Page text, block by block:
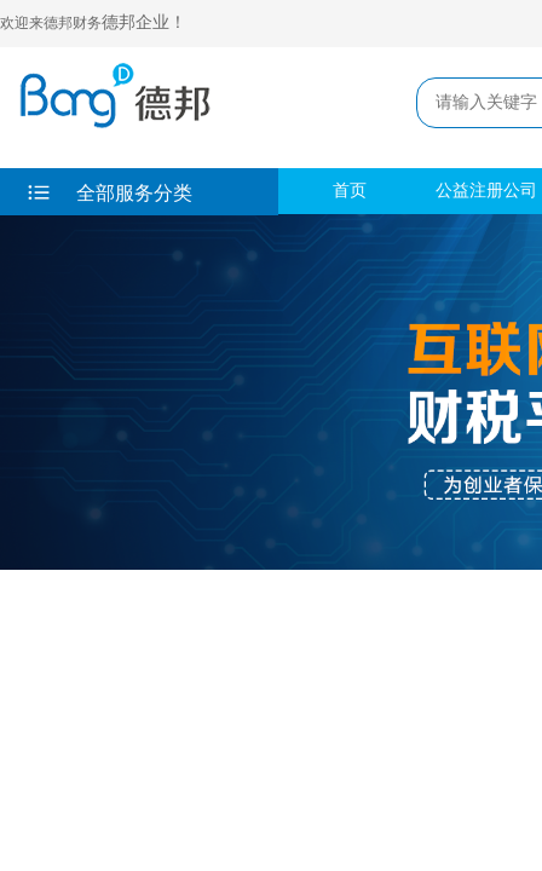
欢迎来德邦财务德邦企业！
全部服务分类 首页 公益注册公司